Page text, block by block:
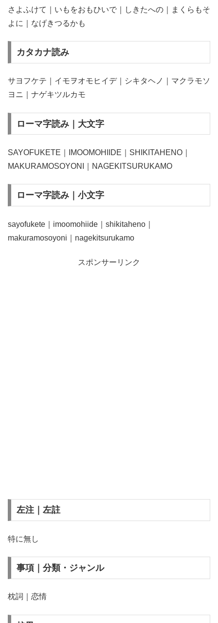
さよふけて｜いもをおもひいで｜しきたへの｜まくらもそ
よに｜なげきつるかも
カタカナ読み
サヨフケテ｜イモヲオモヒイデ｜シキタヘノ｜マクラモソ
ヨニ｜ナゲキツルカモ
ローマ字読み｜大文字
SAYOFUKETE｜IMOOMOHIIDE｜SHIKITAHENO｜
MAKURAMOSOYONI｜NAGEKITSURUKAMO
ローマ字読み｜小文字
sayofukete｜imoomohiide｜shikitaheno｜
makuramosoyoni｜nagekitsurukamo
スポンサーリンク
左注｜左註
特に無し
事項｜分類・ジャンル
枕詞｜恋情